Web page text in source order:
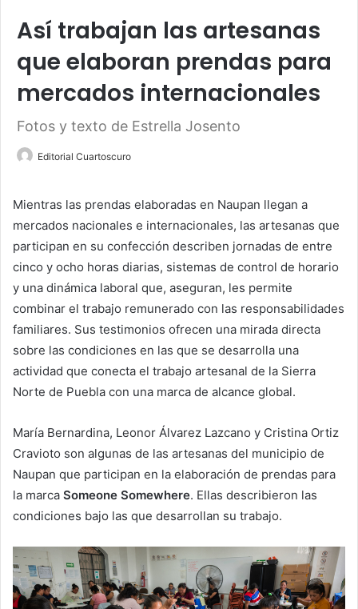
Así trabajan las artesanas
que elaboran prendas para
mercados internacionales
Fotos y texto de Estrella Josento
Editorial Cuartoscuro
Mientras las prendas elaboradas en Naupan llegan a
mercados nacionales e internacionales, las artesanas que
participan en su confección describen jornadas de entre
cinco y ocho horas diarias, sistemas de control de horario
y una dinámica laboral que, aseguran, les permite
combinar el trabajo remunerado con las responsabilidades
familiares. Sus testimonios ofrecen una mirada directa
sobre las condiciones en las que se desarrolla una
actividad que conecta el trabajo artesanal de la Sierra
Norte de Puebla con una marca de alcance global.
María Bernardina, Leonor Álvarez Lazcano y Cristina Ortiz
Cravioto son algunas de las artesanas del municipio de
Naupan que participan en la elaboración de prendas para
la marca Someone Somewhere. Ellas describieron las
condiciones bajo las que desarrollan su trabajo.